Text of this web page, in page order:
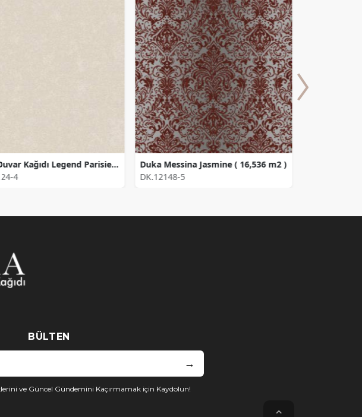
Duka Duvar Kağıdı Legend Parisienne DK.81124-4 (16,2 m2)
4
Duka Messina Jasmine ( 16,536 m2 )
DK.12148-5
BÜLTEN
→
ve Güncel Gündemini Kaçırmamak için Kaydolun!